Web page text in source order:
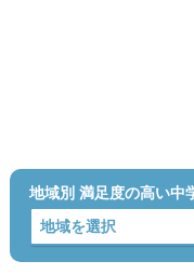
地域別 満足度の高い中